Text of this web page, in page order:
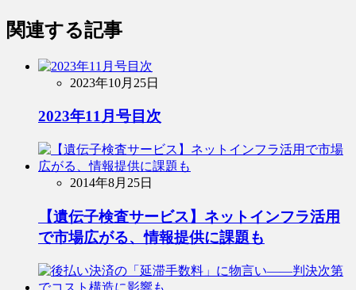
関連する記事
2023年10月25日
2023年11月号目次
2014年8月25日
【遺伝子検査サービス】ネットインフラ活用
で市場広がる、情報提供に課題も